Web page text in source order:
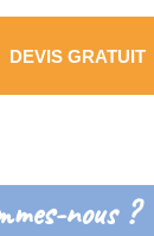
DEVIS GRATUIT
nous ?